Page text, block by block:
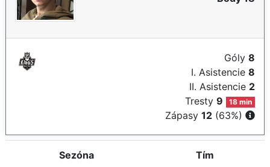
Góly 8
I. Asistencie 8
II. Asistencie 2
Tresty9 18 min
Zápasy 12 (63%)
Sezóna Tím